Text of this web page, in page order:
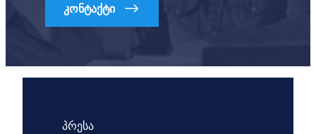
კონტაქტი
პრესა